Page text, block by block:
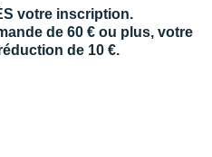
votre inscription.
de 60 € ou plus, votre
de 10 €.